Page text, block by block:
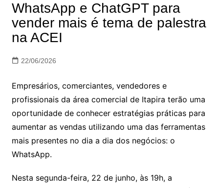
WhatsApp e ChatGPT para
vender mais é tema de palestra
na ACEI
22/06/2026
Empresários, comerciantes, vendedores e
profissionais da área comercial de Itapira terão uma
oportunidade de conhecer estratégias práticas para
aumentar as vendas utilizando uma das ferramentas
mais presentes no dia a dia dos negócios: o
WhatsApp.
Nesta segunda-feira, 22 de junho, às 19h, a